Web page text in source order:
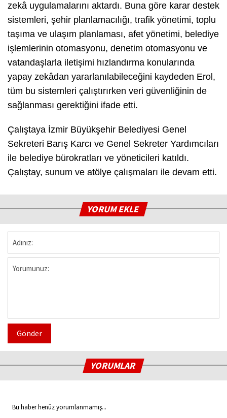
zekâ uygulamalarını aktardı. Buna göre karar destek
sistemleri, şehir planlamacılığı, trafik yönetimi, toplu
taşıma ve ulaşım planlaması, afet yönetimi, belediye
işlemlerinin otomasyonu, denetim otomasyonu ve
vatandaşlarla iletişimi hızlandırma konularında
yapay zekâdan yararlanılabileceğini kaydeden Erol,
tüm bu sistemleri çalıştırırken veri güvenliğinin de
sağlanması gerektiğini ifade etti.
Çalıştaya İzmir Büyükşehir Belediyesi Genel
Sekreteri Barış Karcı ve Genel Sekreter Yardımcıları
ile belediye bürokratları ve yöneticileri katıldı.
Çalıştay, sunum ve atölye çalışmaları ile devam etti.
YORUM EKLE
Gönder
YORUMLAR
Bu haber henüz yorumlanmamış...